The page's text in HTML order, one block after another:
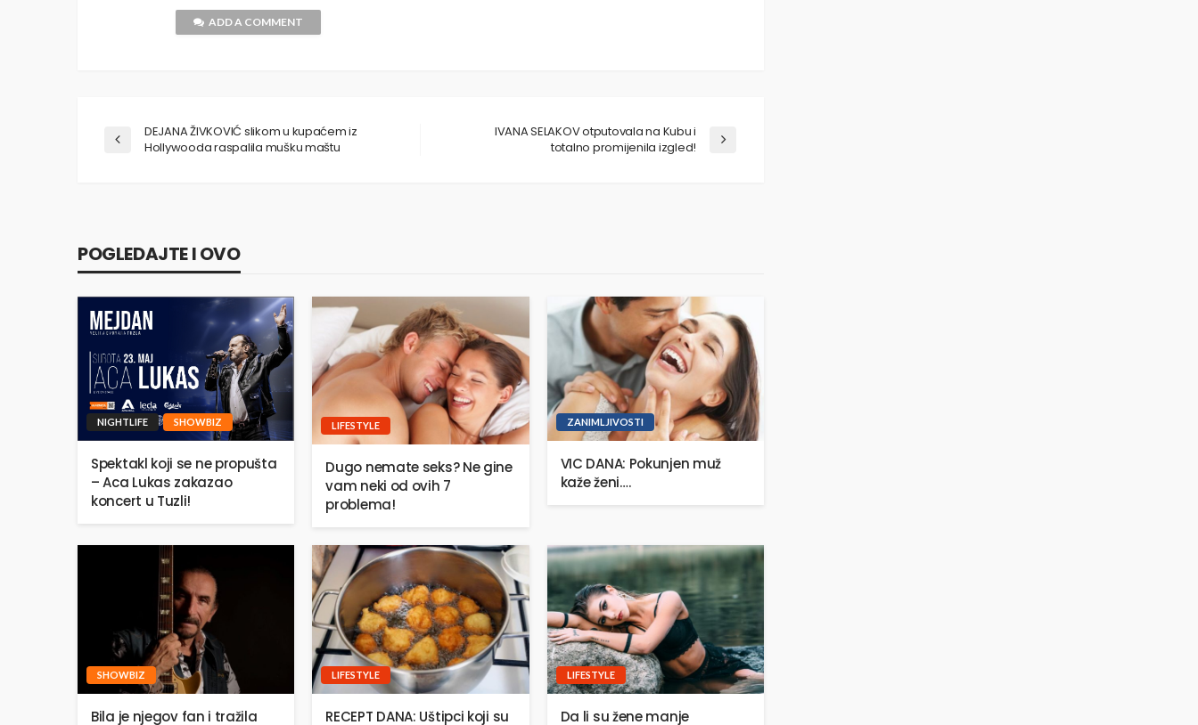
ADD A COMMENT
DEJANA ŽIVKOVIĆ slikom u kupaćem iz
Hollywooda raspalila mušku maštu
IVANA SELAKOV otputovala na Kubu i
totalno promijenila izgled!
POGLEDAJTE I OVO
NIGHTLIFE SHOWBIZ
Spektakl koji se ne propušta
– Aca Lukas zakazao
koncert u Tuzli!
LIFESTYLE
Dugo nemate seks? Ne gine
vam neki od ovih 7
problema!
ZANIMLJIVOSTI
VIC DANA: Pokunjen muž
kaže ženi….
SHOWBIZ
Bila je njegov fan i tražila
LIFESTYLE
RECEPT DANA: Uštipci koji su
LIFESTYLE
Da li su žene manje